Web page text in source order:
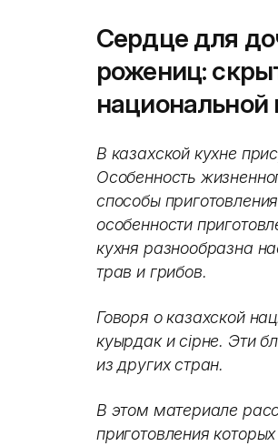
Сердце для
рожениц:
национальной
В казахской кухне
Особенность
способы
особенности
кухня разнообразна
трав и грибов.
Говоря о казахской
куырдак и сірне. Эти
из других стран.
В этом материале
приготовления